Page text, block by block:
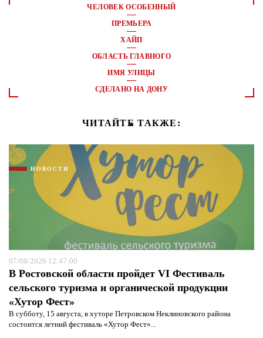
ЧЕЛОВЕК ОСОБЕННЫЙ
ПРЕМЬЕРА
ХАЙП
ОБЛАСТЬ ГЛАВНОГО
ИМЯ УЛИЦЫ
СДЕЛАНО НА ДОНУ
ЧИТАЙТЕ ТАКЖЕ:
НОВОСТИ
07/08/2026 12:47:00
В Ростовской области пройдет VI Фестиваль
сельского туризма и органической продукции
«Хутор Фест»
В субботу, 15 августа, в хуторе Петровском Неклиновского района
состоится летний фестиваль «Хутор Фест»...